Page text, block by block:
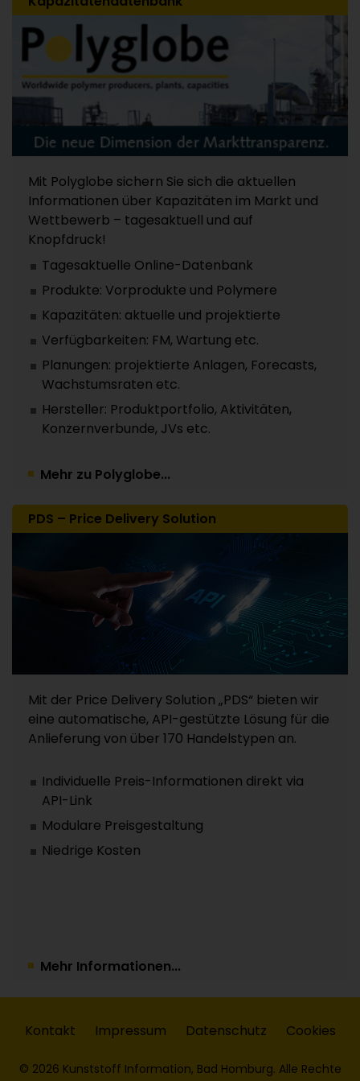
Mit Polyglobe sichern Sie sich die aktuellen
Informationen über Kapazitäten im Markt und
Wettbewerb – tagesaktuell und auf
Knopfdruck!
Tagesaktuelle Online-Datenbank
Produkte: Vorprodukte und Polymere
Kapazitäten: aktuelle und projektierte
Verfügbarkeiten: FM, Wartung etc.
Planungen: projektierte Anlagen, Forecasts,
Wachstumsraten etc.
Hersteller: Produktportfolio, Aktivitäten,
Konzernverbunde, JVs etc.
Mehr zu Polyglobe...
PDS – Price Delivery Solution
Mit der Price Delivery Solution „PDS“ bieten wir
eine automatische, API-gestützte Lösung für die
Anlieferung von über 170 Handelstypen an.
Individuelle Preis-Informationen direkt via
API-Link
Modulare Preisgestaltung
Niedrige Kosten
Mehr Informationen...
Kontakt Impressum Datenschutz Cookies
© 2026 Kunststoff Information, Bad Homburg. Alle Rechte